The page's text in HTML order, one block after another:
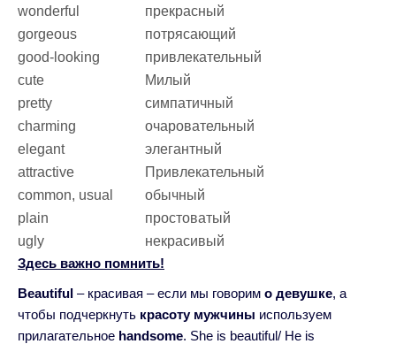
wonderful
прекрасный
gorgeous
потрясающий
good-looking
привлекательный
cute
Милый
pretty
симпатичный
charming
очаровательный
elegant
элегантный
attractive
Привлекательный
common, usual
обычный
plain
простоватый
ugly
некрасивый
Здесь важно помнить!
Beautiful – красивая – если мы говорим о девушке, а
чтобы подчеркнуть красоту мужчины используем
прилагательное handsome. She is beautiful/ He is